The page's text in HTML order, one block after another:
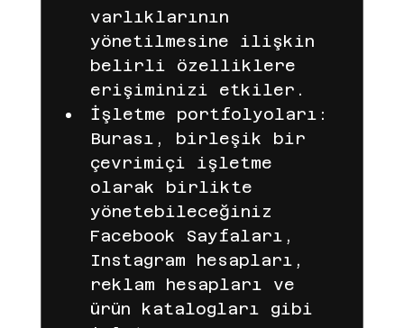
varlıklarının
yönetilmesine ilişkin
belirli özelliklere
erişiminizi etkiler.
İşletme portfolyoları:
Burası, birleşik bir
çevrimiçi işletme
olarak birlikte
yönetebileceğiniz
Facebook Sayfaları,
Instagram hesapları,
reklam hesapları ve
ürün katalogları gibi